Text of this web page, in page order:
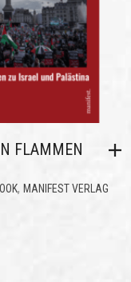
FLAMMEN
, MANIFEST VERLAG